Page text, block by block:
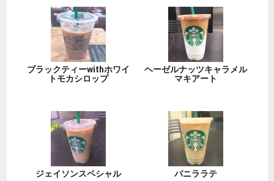
ブラックティーwithホワイ
トモカシロップ
ヘーゼルナッツキャラメル
マキアート
ジェイソンスペシャル バニララテ